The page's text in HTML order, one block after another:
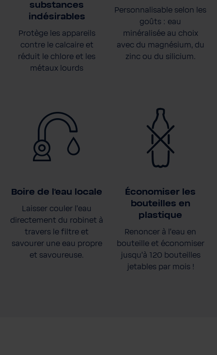
substances
indésirables
Protège les appareils
contre le calcaire et
réduit le chlore et les
métaux lourds
Personnalisable selon les
goûts : eau
minéralisée au choix
avec du magnésium, du
zinc ou du silicium.
Boire de l'eau locale
Laisser couler l'eau
directement du robinet à
travers le filtre et
savourer une eau propre
et savoureuse.
Économiser les
bouteilles en
plastique
Renoncer à l'eau en
bouteille et économiser
jusqu'à 120 bouteilles
jetables par mois !